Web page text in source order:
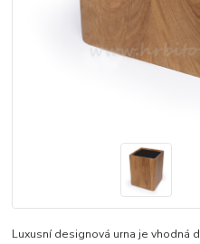
Luxusní designová urna je vhodná